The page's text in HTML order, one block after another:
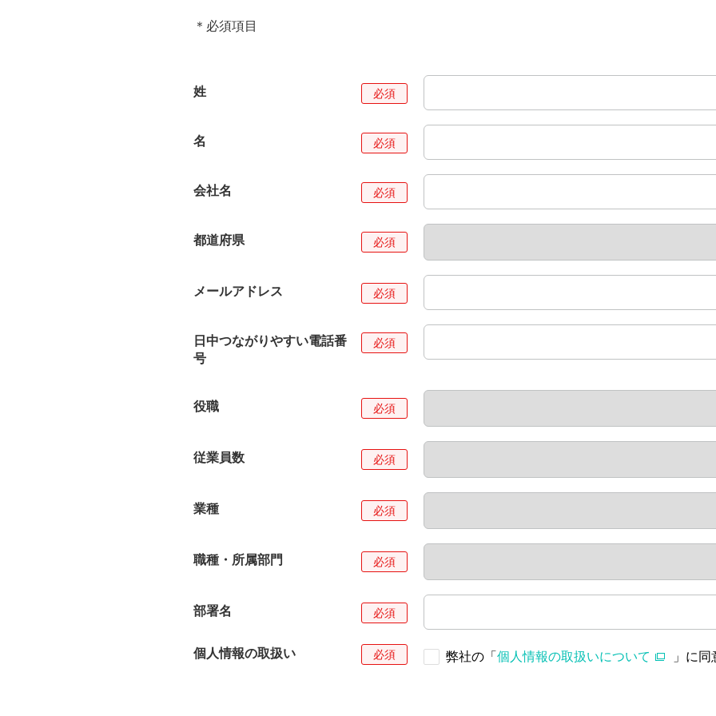
＊必須項目
姓
名
会社名
都道府県
メールアドレス
日中つながりやすい電話番
号
役職
従業員数
業種
職種・所属部門
部署名
個人情報の取扱い 弊社の「個人情報の取扱いについて 」に